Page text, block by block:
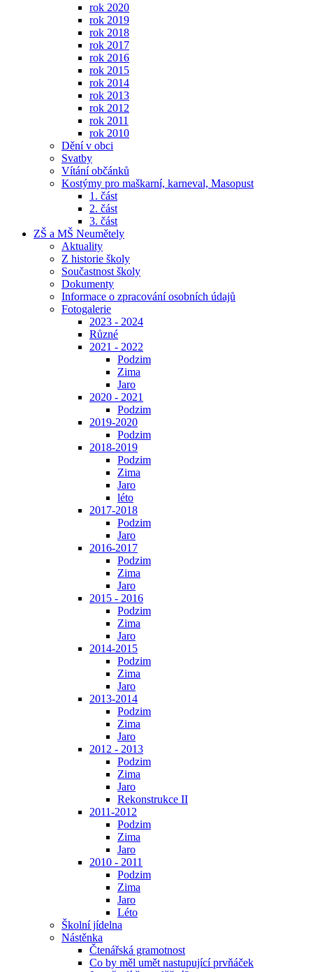
rok 2020
rok 2019
rok 2018
rok 2017
rok 2016
rok 2015
rok 2014
rok 2013
rok 2012
rok 2011
rok 2010
Dění v obci
Svatby
Vítání občánků
Kostýmy pro maškarní, karneval, Masopust
1. část
2. část
3. část
ZŠ a MŠ Neumětely
Aktuality
Z historie školy
Součastnost školy
Dokumenty
Informace o zpracování osobních údajů
Fotogalerie
2023 - 2024
Různé
2021 - 2022
Podzim
Zima
Jaro
2020 - 2021
Podzim
2019-2020
Podzim
2018-2019
Podzim
Zima
Jaro
léto
2017-2018
Podzim
Jaro
2016-2017
Podzim
Zima
Jaro
2015 - 2016
Podzim
Zima
Jaro
2014-2015
Podzim
Zima
Jaro
2013-2014
Podzim
Zima
Jaro
2012 - 2013
Podzim
Zima
Jaro
Rekonstrukce II
2011-2012
Podzim
Zima
Jaro
2010 - 2011
Podzim
Zima
Jaro
Léto
Školní jídelna
Nástěnka
Čtenářská gramotnost
Co by měl umět nastupující prvňáček